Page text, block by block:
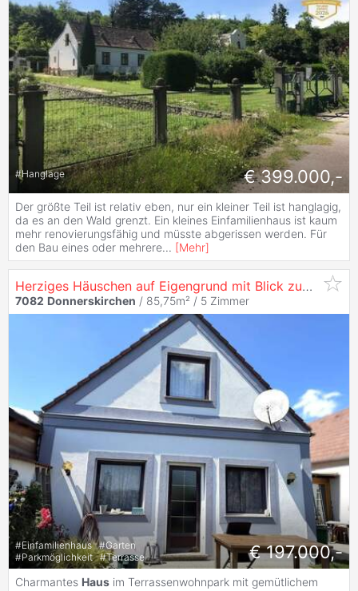
#Hanglage € 399.000,-
Der größte Teil ist relativ eben, nur ein kleiner Teil ist hanglagig,
da es an den Wald grenzt. Ein kleines Einfamilienhaus ist kaum
mehr renovierungsfähig und müsste abgerissen werden. Für
den Bau eines oder mehrere... [Mehr]
Herziges Häuschen auf Eigengrund mit Blick zum Neusiedlersee !
7082 Donnerskirchen / 85,75m² / 5 Zimmer
#Einfamilienhaus #Garten
#Parkmöglichkeit #Terrasse € 197.000,-
Charmantes Haus im Terrassenwohnpark mit gemütlichem